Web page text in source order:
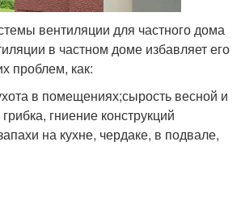
вентиляции для частного дома
в частном доме избавляет его
проблем, как:
в помещениях;сырость весной и
гниение конструкций
на кухне, чердаке, в подвале,